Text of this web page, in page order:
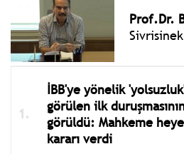
Prof.Dr.
İBB'ye yönelik
görülen ilk
görüldü: Mahkeme
kararı verdi